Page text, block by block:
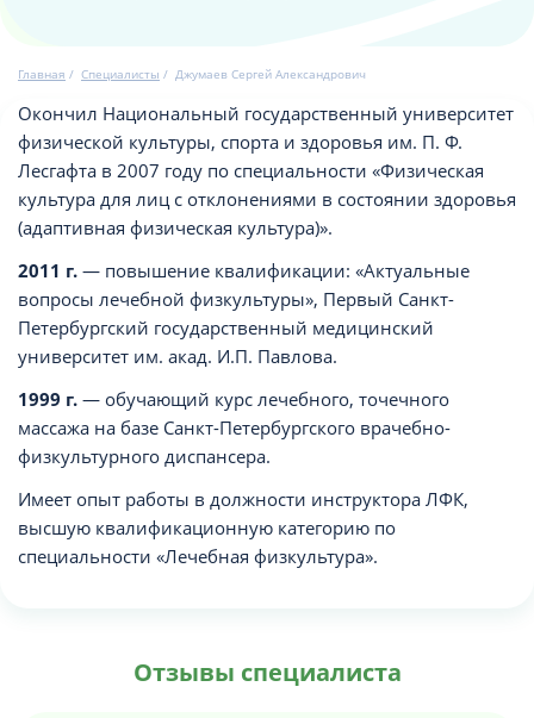
Главная / Специалисты / Джумаев Сергей Александрович
Окончил Национальный государственный университет
физической культуры, спорта и здоровья им. П. Ф.
Лесгафта в 2007 году по специальности «Физическая
культура для лиц с отклонениями в состоянии здоровья
(адаптивная физическая культура)».
2011 г. — повышение квалификации: «Актуальные
вопросы лечебной физкультуры», Первый Санкт-
Петербургский государственный медицинский
университет им. акад. И.П. Павлова.
1999 г. — обучающий курс лечебного, точечного
массажа на базе Санкт-Петербургского врачебно-
физкультурного диспансера.
Имеет опыт работы в должности инструктора ЛФК,
высшую квалификационную категорию по
специальности «Лечебная физкультура».
Отзывы специалиста